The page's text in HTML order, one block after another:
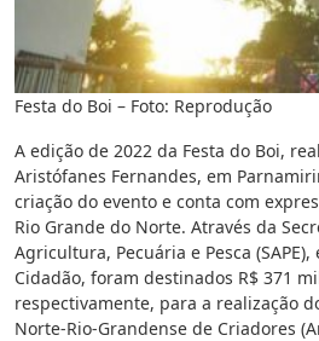
Festa do Boi – Foto: Reprodução
A edição de 2022 da Festa do Boi,
Aristófanes Fernandes, em
criação do evento e conta com
Rio Grande do Norte. Através da
Agricultura, Pecuária e Pesca
Cidadão, foram destinados R$ 371
respectivamente, para a realização
Norte-Rio-Grandense de Criadores